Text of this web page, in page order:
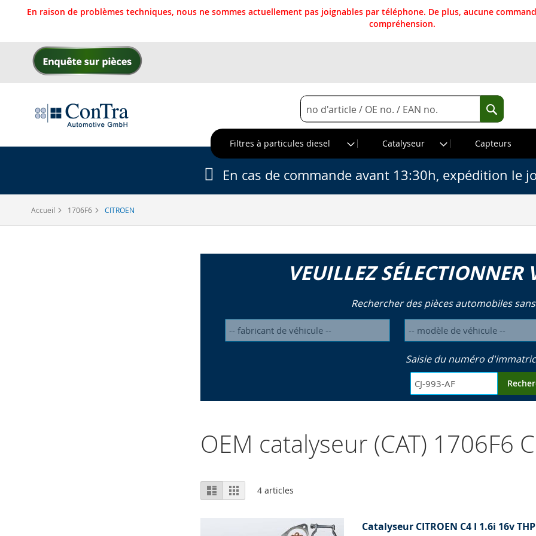
En raison de problèmes techniques, nous ne sommes actuellement pas joignables par téléphone. De plus, aucune
compréhension.
Allez
Rechercher
Rechercher
Filtres à particules diesel
Catalyseur Capteurs
Accueil 1706F6 CITROEN
En cas de commande avant 13:30h, expédition le
VEUILLEZ SÉLECTIONNER
Rechercher des pièces automobiles
Saisie du numéro
OEM catalyseur (CAT) 1706F6
Afficher
en
Liste Grille4 articles
Catalyseur CITROEN C4 I 1.6i 16v